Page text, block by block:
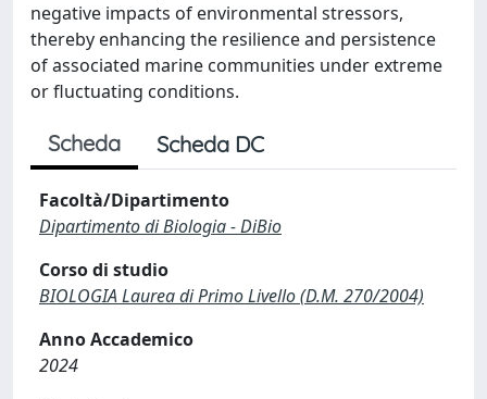
negative impacts of environmental stressors,
thereby enhancing the resilience and persistence
of associated marine communities under extreme
or fluctuating conditions.
Scheda Scheda DC
Facoltà/Dipartimento
Dipartimento di Biologia - DiBio
Corso di studio
BIOLOGIA Laurea di Primo Livello (D.M. 270/2004)
Anno Accademico
2024